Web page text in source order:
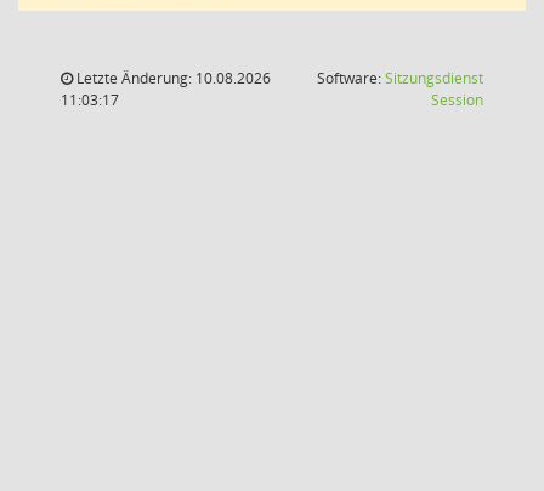
Letzte Änderung: 10.08.2026
11:03:17
Software:Sitzungsdienst
Session(Wird in